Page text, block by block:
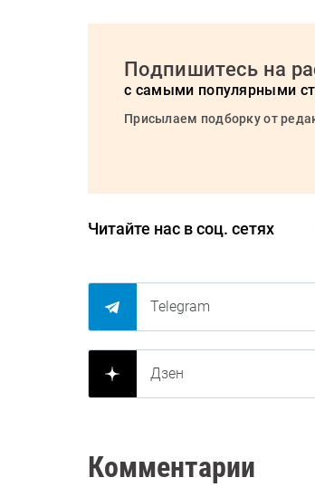
Подпишитесь на
с самыми популярными
Присылаем подборку от
Читайте нас в соц. сетях
Telegram
Дзен
Комментарии